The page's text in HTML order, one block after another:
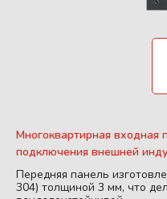
Многоквартирная входная
подключения внешней
Передняя панель
304) толщиной 3 мм, что